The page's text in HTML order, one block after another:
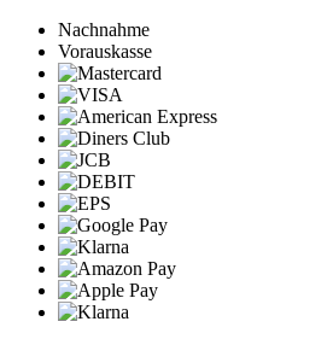
Nachnahme
Vorauskasse